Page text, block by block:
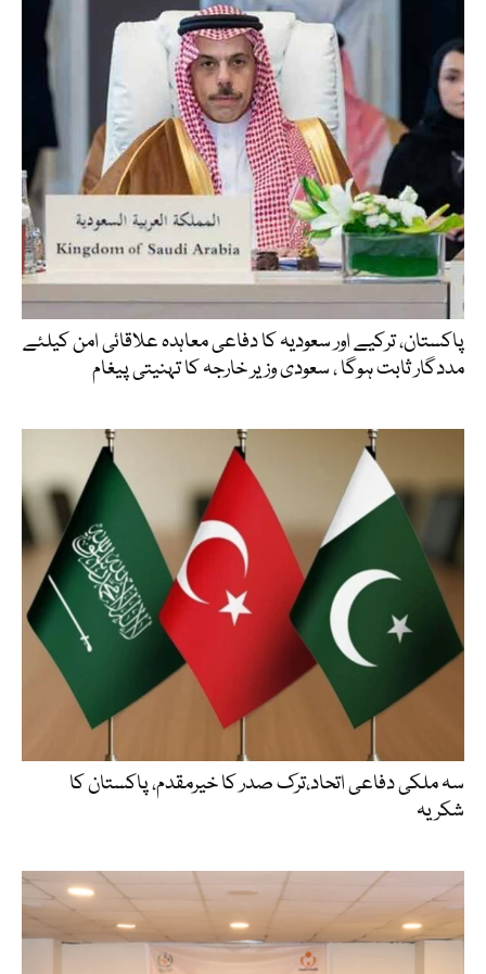
پاکستان، ترکیے اور سعودیہ کا دفاعی معاہدہ علاقائی امن کیلئے
مددگار ثابت ہوگا ، سعودی وزیر خارجہ کا تہنیتی پیغام
سہ ملکی دفاعی اتحاد،ترک صدر کا خیرمقدم، پاکستان کا
شکریہ